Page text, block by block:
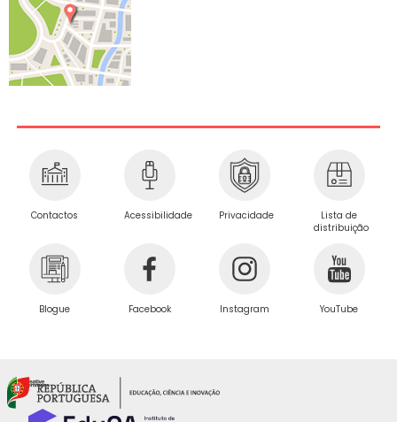
Contactos Acessibilidade Privacidade
Lista de
distribuição
Blogue Facebook Instagram YouTube